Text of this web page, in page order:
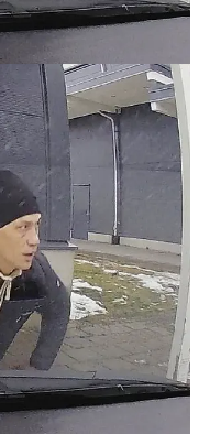
for free in the
∙Collection notice